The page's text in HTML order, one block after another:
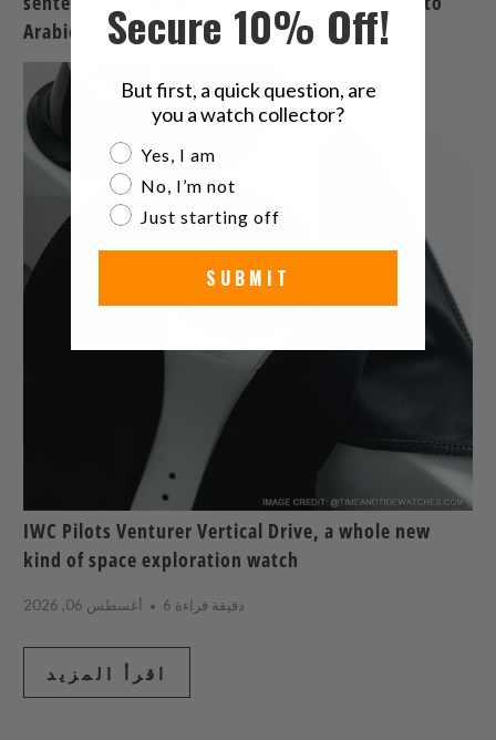
Arabic.
IWC Pilots Venturer Vertical Drive, a whole new
kind of space exploration watch
أغسطس 06, 2026 6 دقيقة قراءة
اقرأ المزيد
Secure 10% Off!
But first, a quick question, are
you a watch collector?
Are you a watch collector?
Yes, I am
No, I’m not
Just starting off
SUBMIT